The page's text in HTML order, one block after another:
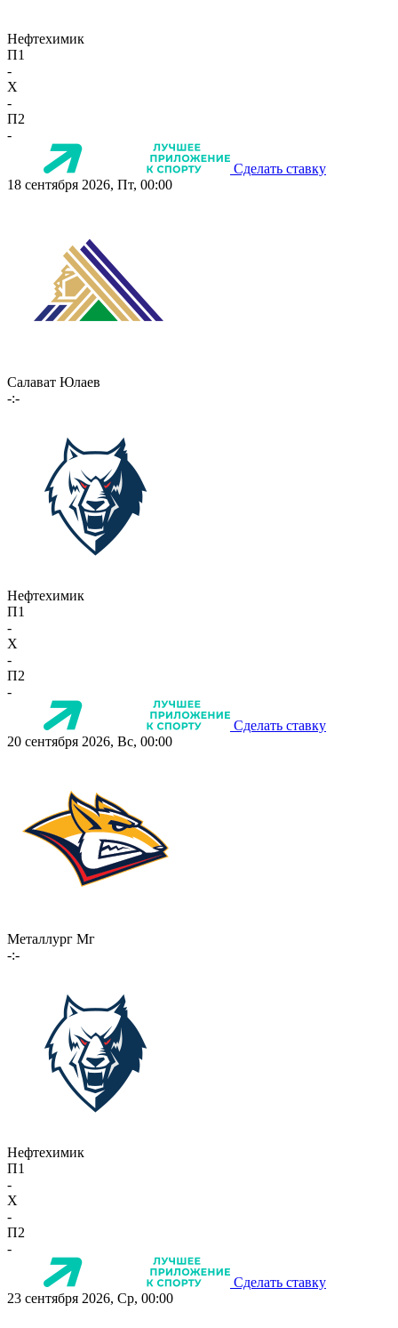
Нефтехимик
П1
-
X
-
П2
-
Сделать ставку
18 сентября 2026, Пт, 00:00
Салават Юлаев
-:-
Нефтехимик
П1
-
X
-
П2
-
Сделать ставку
20 сентября 2026, Вс, 00:00
Металлург Мг
-:-
Нефтехимик
П1
-
X
-
П2
-
Сделать ставку
23 сентября 2026, Ср, 00:00